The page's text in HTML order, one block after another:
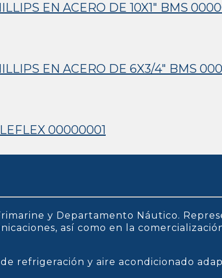
EN ACERO DE 10X1″ BMS
EN ACERO DE 6X3/4″ BMS
00000001
y Departamento Náutico.
así como en la
refrigeración y aire acondicionado